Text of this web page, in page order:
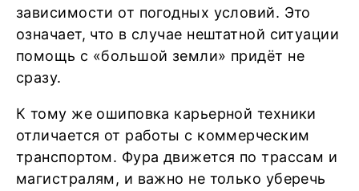
зависимости от погодных условий. Это
означает, что в случае нештатной ситуации
помощь с «большой земли» придёт не
сразу.
К тому же ошиповка карьерной техники
отличается от работы с коммерческим
транспортом. Фура движется по трассам и
магистралям, и важно не только уберечь